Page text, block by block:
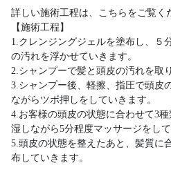
詳しい施術工程は、こちらをご覧く
【施術工程】
1.クレンジングジェルを塗布し、５
の汚れを浮かせていきます。
2.シャンプーで髪と頭皮の汚れを取
3.シャンプー後、軽擦、指圧で頭皮
ながらツボ押しをしていきます。
4.お客様の頭皮の状態に合わせて3
湿しながら5分程度マッサージをして
5.頭皮の状態を整えたあと、髪質に
布していきます。